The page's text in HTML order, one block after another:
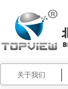
关于我们